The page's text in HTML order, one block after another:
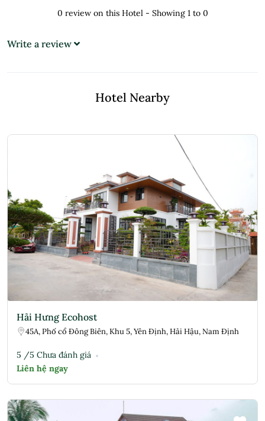
0 review on this Hotel - Showing 1 to 0
Write a review
Hotel Nearby
Hải Hưng Ecohost
45A, Phố cổ Đông Biên, Khu 5, Yên Định, Hải Hậu, Nam Định
5 /5 Chưa đánh giá